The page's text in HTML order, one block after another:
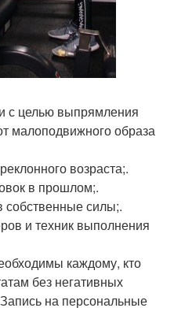
с целью выпрямления
малоподвижного образа
возраста;.
в прошлом;.
собственные силы;.
и техник выполнения
каждому, кто
без негативных
на персональные